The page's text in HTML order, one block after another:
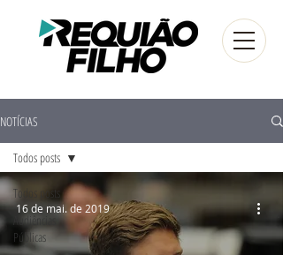
NOTÍCIAS
Todos posts
Audiências
Públicas
Todos posts
16 de mai. de 2019